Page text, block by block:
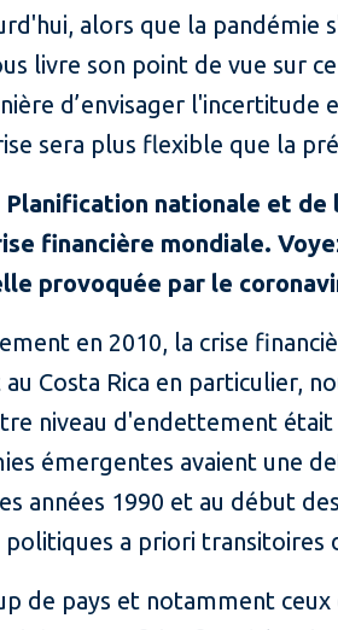
alors que la
livre son point de vue sur
d’envisager
sera plus flexible que la
nationale et de
financière mondiale.
provoquée par le
en 2010, la crise
Costa Rica en particulier,
niveau d'endettement était
émergentes avaient une
années 1990 et au début
a priori transitoires
de pays et notamment